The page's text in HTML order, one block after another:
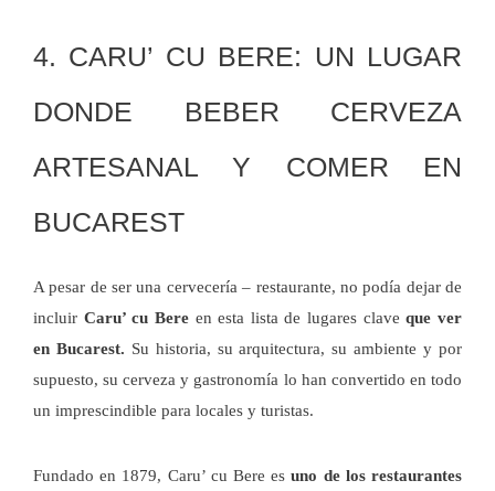
4. CARU’ CU BERE: UN LUGAR
DONDE BEBER CERVEZA
ARTESANAL Y COMER EN
BUCAREST
A pesar de ser una cervecería – restaurante, no podía dejar de
incluir Caru’ cu Bereen esta lista de lugares claveque ver
en Bucarest. Su historia, su arquitectura, su ambiente y por
supuesto, su cerveza y gastronomía lo han convertido en todo
un imprescindible para locales y turistas.
Fundado en 1879, Caru’ cu Bere esuno de los restaurantes